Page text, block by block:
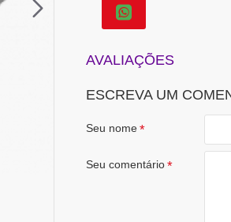
AVALIAÇÕES
ESCREVA UM
Seu nome
Seu comentário